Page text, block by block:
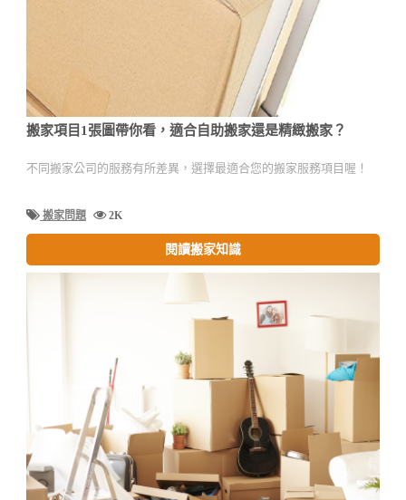
搬家項目1張圖帶你看，適合自助搬家還是精緻搬家？
不同搬家公司的服務有所差異，選擇最適合您的搬家服務項目喔！
搬家問題 2K
閱讀搬家知識